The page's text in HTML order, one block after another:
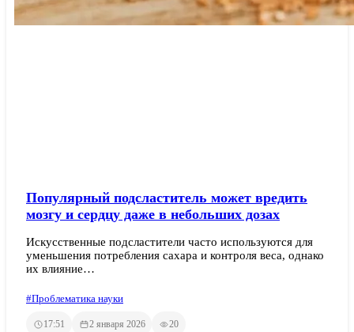
Популярный подсластитель может вредить
мозгу и сердцу даже в небольших дозах
Искусственные подсластители часто используются для
уменьшения потребления сахара и контроля веса, однако
их влияние…
#Проблематика науки
17:51 2 января 2026 20